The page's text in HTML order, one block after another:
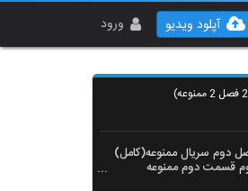
ورود آپلود ویدیو
دانلود فصل 2 قسمت 2 سریال ممنوعه(کامل)
(سریال) | فصل دوم قسمت دوم ممنوعه (FUL
قسمت 2 فصل دوم سریال ممنوعه(کامل)
دوم ممنوعه
قسمت 2 فصل دوم سریال ممنوعه(کامل)
قسمت دوم ممنوعه